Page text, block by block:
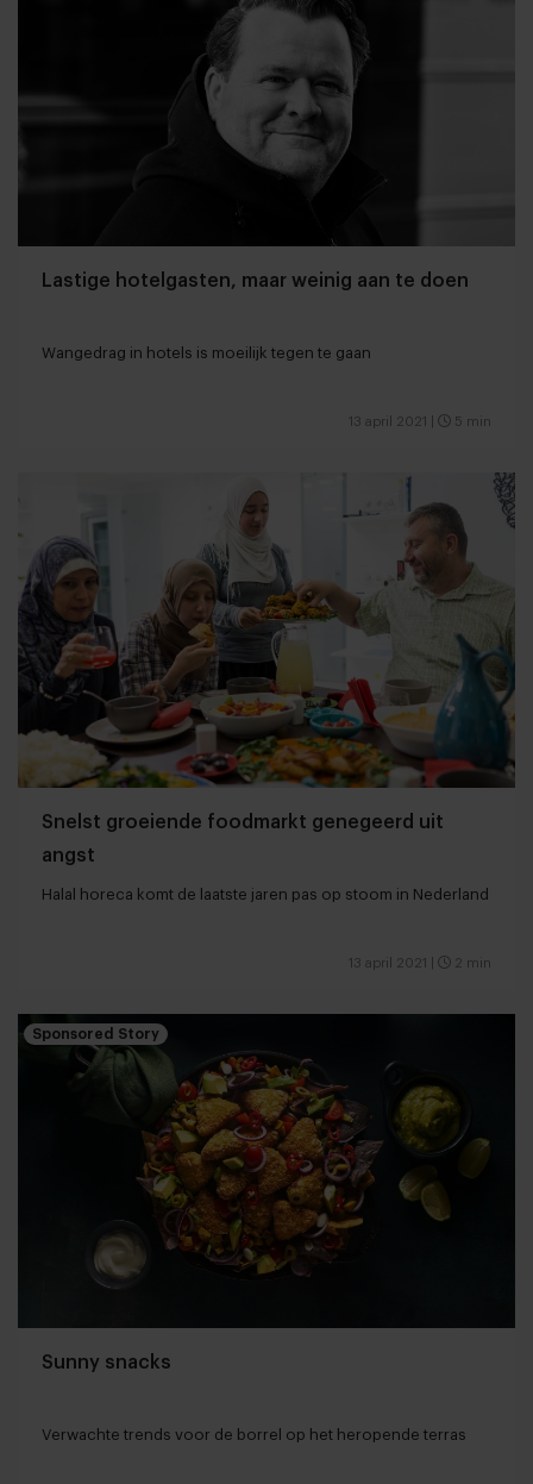
Lastige hotelgasten, maar weinig aan te doen
Wangedrag in hotels is moeilijk tegen te gaan
13 april 2021 5 min
Snelst groeiende foodmarkt genegeerd uit
angst
Halal horeca komt de laatste jaren pas op stoom in Nederland
13 april 2021 2 min
Sponsored Story
Sunny snacks
Verwachte trends voor de borrel op het heropende terras